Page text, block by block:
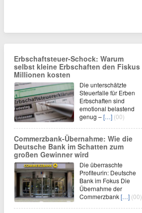
Erbschaftsteuer-Schock: Warum
selbst kleine Erbschaften den Fiskus
Millionen kosten
Die unterschätzte
Steuerfalle für Erben
Erbschaften sind
emotional belastend
genug –[…] (00)
Commerzbank-Übernahme: Wie die
Deutsche Bank im Schatten zum
großen Gewinner wird
Die überraschte
Profiteurin: Deutsche
Bank im Fokus Die
Übernahme der
Commerzbank[…] (00)